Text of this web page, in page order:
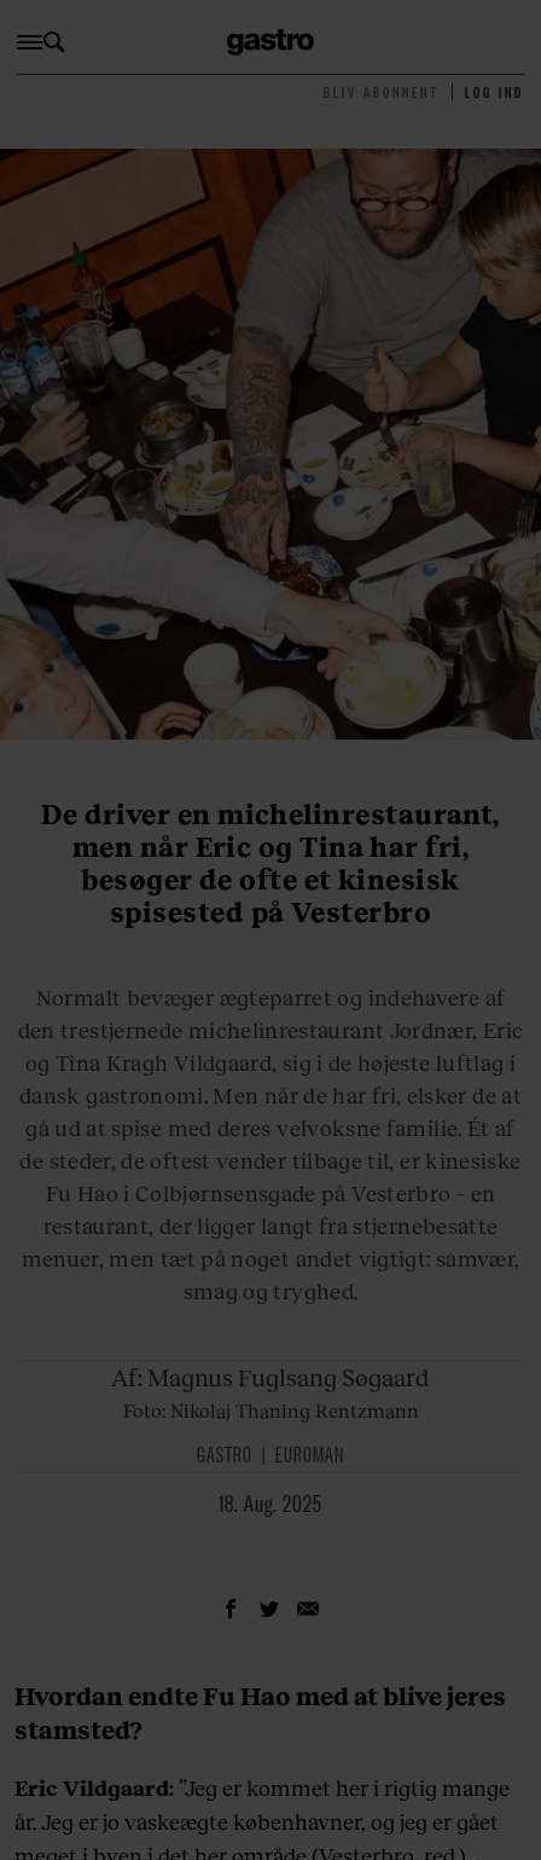
BLIV ABONNENT LOG IND
De driver en michelinrestaurant,
men når Eric og Tina har fri,
besøger de ofte et kinesisk
spisested på Vesterbro
Normalt bevæger ægteparret og indehavere af
den trestjernede michelinrestaurant Jordnær, Eric
og Tina Kragh Vildgaard, sig i de højeste luftlag i
dansk gastronomi. Men når de har fri, elsker de at
gå ud at spise med deres velvoksne familie. Ét af
de steder, de oftest vender tilbage til, er kinesiske
Fu Hao i Colbjørnsensgade på Vesterbro – en
restaurant, der ligger langt fra stjernebesatte
menuer, men tæt på noget andet vigtigt: samvær,
smag og tryghed.
Af: Magnus Fuglsang Søgaard
Foto: Nikolaj Thaning Rentzmann
GASTRO EUROMAN
18. Aug. 2025
Hvordan endte Fu Hao med at blive jeres
stamsted?
Eric Vildgaard: ”Jeg er kommet her i rigtig mange
år. Jeg er jo vaskeægte københavner, og jeg er gået